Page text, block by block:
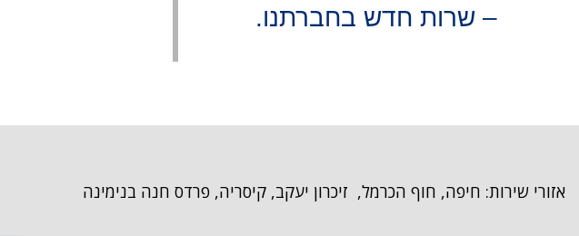
– שרות חדש בחברתנו.
אזורי שירות: חיפה, חוף הכרמל, זיכרון יעקב, קיסריה, פרדס חנה בנימינה